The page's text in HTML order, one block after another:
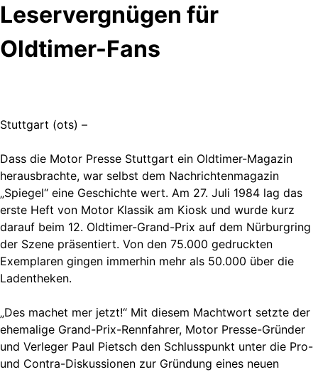
Leservergnügen für
Oldtimer-Fans
Stuttgart (ots) –
Dass die Motor Presse Stuttgart ein Oldtimer-Magazin
herausbrachte, war selbst dem Nachrichtenmagazin
„Spiegel“ eine Geschichte wert. Am 27. Juli 1984 lag das
erste Heft von Motor Klassik am Kiosk und wurde kurz
darauf beim 12. Oldtimer-Grand-Prix auf dem Nürburgring
der Szene präsentiert. Von den 75.000 gedruckten
Exemplaren gingen immerhin mehr als 50.000 über die
Ladentheken.
„Des machet mer jetzt!“ Mit diesem Machtwort setzte der
ehemalige Grand-Prix-Rennfahrer, Motor Presse-Gründer
und Verleger Paul Pietsch den Schlusspunkt unter die Pro-
und Contra-Diskussionen zur Gründung eines neuen